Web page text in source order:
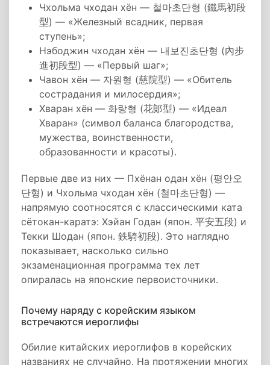
Чхольма чходан хён — 철마초단형 (鐵馬初段
型) — «Железный всадник, первая
ступень»;
Нэбоджин чходан хён — 내보진초단형 (內步
進初段型) — «Первый шаг»;
Чавон хён — 자원형 (慈院型) — «Обитель
сострадания и милосердия»;
Хваран хён — 화랑형 (花郞型) — «Идеал
Хваран» (символ баланса благородства,
мужества, воинственности,
образованности и красоты).
Первые две из них — Пхёнан одан хён (평안오
단형) и Чхольма чходан хён (철마초단형) —
напрямую соотносятся с классическими ката
сётокан-каратэ: Хэйан Годан (япон. 平安五段) и
Текки Шодан (япон. 鉄騎初段). Это наглядно
показывает, насколько сильно
экзаменационная программа тех лет
опиралась на японские первоисточники.
Почему наряду с корейским языком
встречаются иероглифы
Обилие китайских иероглифов в корейских
названиях не случайно. На протяжении многих